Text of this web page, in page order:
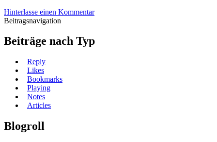
Hinterlasse einen Kommentar
Beitragsnavigation
Beiträge nach Typ
Reply
Likes
Bookmarks
Playing
Notes
Articles
Blogroll